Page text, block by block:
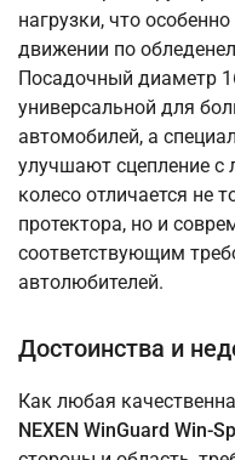
нагрузки, что
движении по
Посадочный диаметр
универсальной для
автомобилей, а
улучшают сцепление
колесо отличается не
протектора, но и
соответствующим
автолюбителей.
Достоинства и
Как любая
NEXEN WinGuard Win-